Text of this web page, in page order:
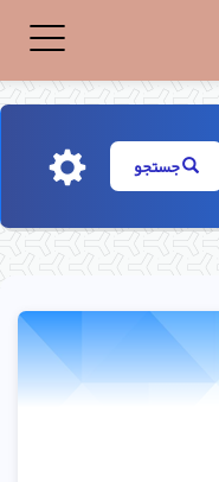
جستجو